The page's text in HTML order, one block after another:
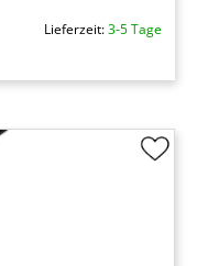
Lieferzeit:3-5 Tage